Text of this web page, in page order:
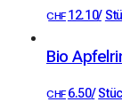
CHF 12.10/
CHF 6.50/